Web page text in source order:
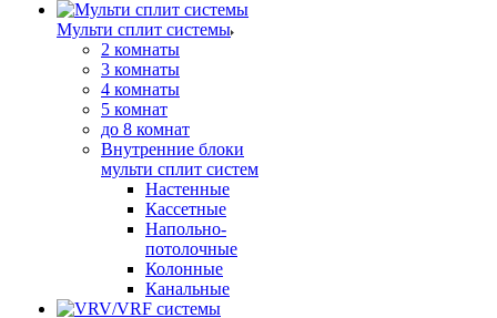
Мульти сплит системы
2 комнаты
3 комнаты
4 комнаты
5 комнат
до 8 комнат
Внутренние блоки
мульти сплит систем
Настенные
Кассетные
Напольно-
потолочные
Колонные
Канальные